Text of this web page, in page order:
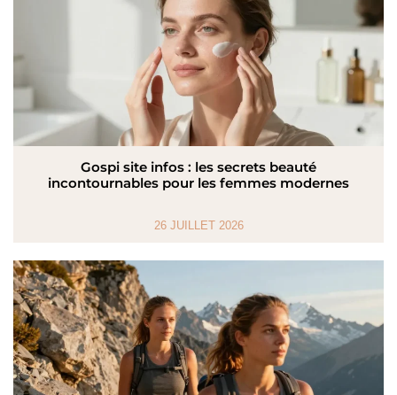
Gospi site infos : les secrets beauté
incontournables pour les femmes modernes
26 JUILLET 2026